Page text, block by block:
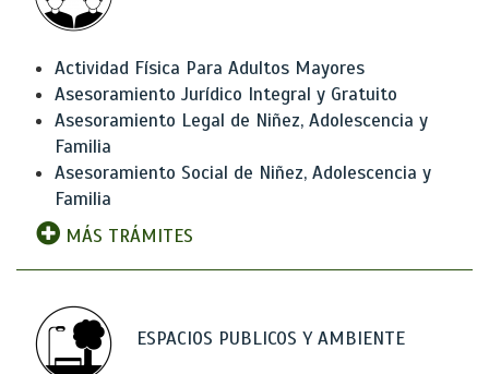
Actividad Física Para Adultos Mayores
Asesoramiento Jurídico Integral y Gratuito
Asesoramiento Legal de Niñez, Adolescencia y
Familia
Asesoramiento Social de Niñez, Adolescencia y
Familia
MÁS TRÁMITES
ESPACIOS PUBLICOS Y AMBIENTE